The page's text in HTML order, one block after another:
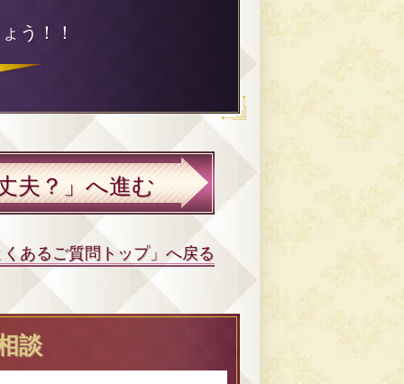
う！！
夫？」へ進む
あるご質問トップ」へ戻る
談